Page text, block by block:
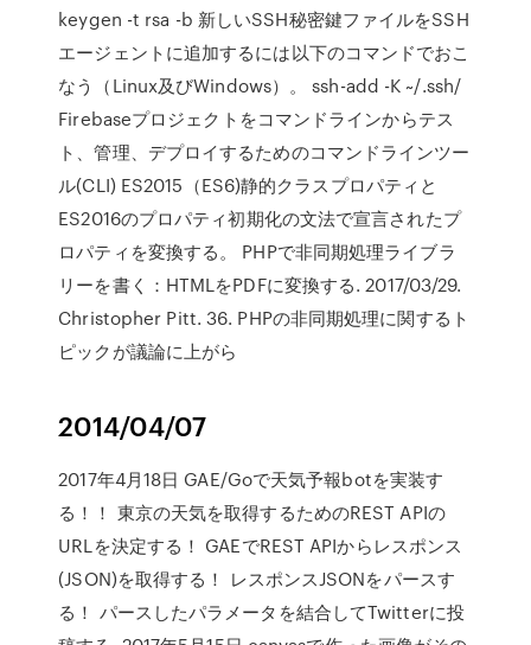
keygen -t rsa -b 新しいSSH秘密鍵ファイルをSSH
エージェントに追加するには以下のコマンドでおこ
なう（Linux及びWindows）。 ssh-add -K ~/.ssh/
Firebaseプロジェクトをコマンドラインからテス
ト、管理、デプロイするためのコマンドラインツー
ル(CLI) ES2015（ES6)静的クラスプロパティと
ES2016のプロパティ初期化の文法で宣言されたプ
ロパティを変換する。 PHPで非同期処理ライブラ
リーを書く：HTMLをPDFに変換する. 2017/03/29.
Christopher Pitt. 36. PHPの非同期処理に関するト
ピックが議論に上がら
2014/04/07
2017年4月18日 GAE/Goで天気予報botを実装す
る！！ 東京の天気を取得するためのREST APIの
URLを決定する！ GAEでREST APIからレスポンス
(JSON)を取得する！ レスポンスJSONをパースす
る！ パースしたパラメータを結合してTwitterに投